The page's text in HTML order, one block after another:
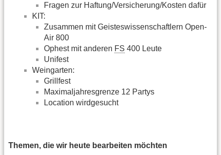
Fragen zur Haftung/Versicherung/Kosten dafür
KIT:
Zusammen mit Geisteswissenschaftlern Open-
Air 800
Ophest mit anderen FS 400 Leute
Unifest
Weingarten:
Grillfest
Maximaljahresgrenze 12 Partys
Location wirdgesucht
Themen, die wir heute bearbeiten möchten